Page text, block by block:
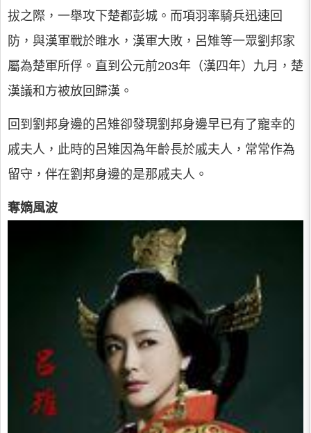
拔之際，一舉攻下楚都彭城。而項羽率騎兵迅速回
防，與漢軍戰於睢水，漢軍大敗，呂雉等一眾劉邦家
屬為楚軍所俘。直到公元前203年（漢四年）九月，楚
漢議和方被放回歸漢。
回到劉邦身邊的呂雉卻發現劉邦身邊早已有了寵幸的
戚夫人，此時的呂雉因為年齡長於戚夫人，常常作為
留守，伴在劉邦身邊的是那戚夫人。
奪嫡風波